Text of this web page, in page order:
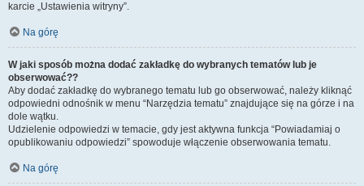
karcie „Ustawienia witryny”.
Na górę
W jaki sposób można dodać zakładkę do wybranych tematów lub je
obserwować??
Aby dodać zakładkę do wybranego tematu lub go obserwować, należy kliknąć
odpowiedni odnośnik w menu “Narzędzia tematu” znajdujące się na górze i na
dole wątku.
Udzielenie odpowiedzi w temacie, gdy jest aktywna funkcja “Powiadamiaj o
opublikowaniu odpowiedzi” spowoduje włączenie obserwowania tematu.
Na górę